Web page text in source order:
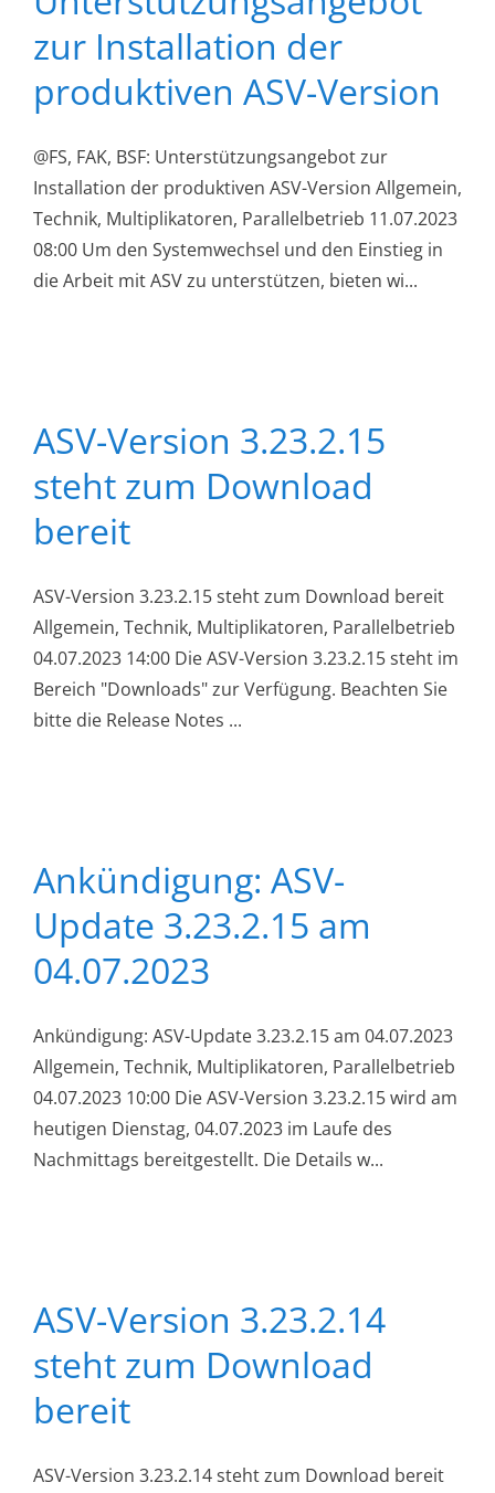
zur Installation der
produktiven ASV-Version
@FS, FAK, BSF: Unterstützungsangebot zur
Installation der produktiven ASV-Version Allgemein,
Technik, Multiplikatoren, Parallelbetrieb 11.07.2023
08:00 Um den Systemwechsel und den Einstieg in
die Arbeit mit ASV zu unterstützen, bieten wi...
ASV-Version 3.23.2.15
steht zum Download
bereit
ASV-Version 3.23.2.15 steht zum Download bereit
Allgemein, Technik, Multiplikatoren, Parallelbetrieb
04.07.2023 14:00 Die ASV-Version 3.23.2.15 steht im
Bereich "Downloads" zur Verfügung. Beachten Sie
bitte die Release Notes ...
Ankündigung: ASV-
Update 3.23.2.15 am
04.07.2023
Ankündigung: ASV-Update 3.23.2.15 am 04.07.2023
Allgemein, Technik, Multiplikatoren, Parallelbetrieb
04.07.2023 10:00 Die ASV-Version 3.23.2.15 wird am
heutigen Dienstag, 04.07.2023 im Laufe des
Nachmittags bereitgestellt. Die Details w...
ASV-Version 3.23.2.14
steht zum Download
bereit
ASV-Version 3.23.2.14 steht zum Download bereit